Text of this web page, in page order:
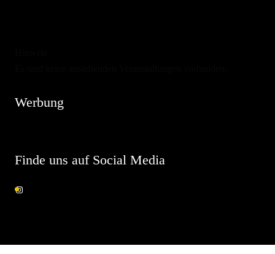
Werbung
Finde uns auf Social Media